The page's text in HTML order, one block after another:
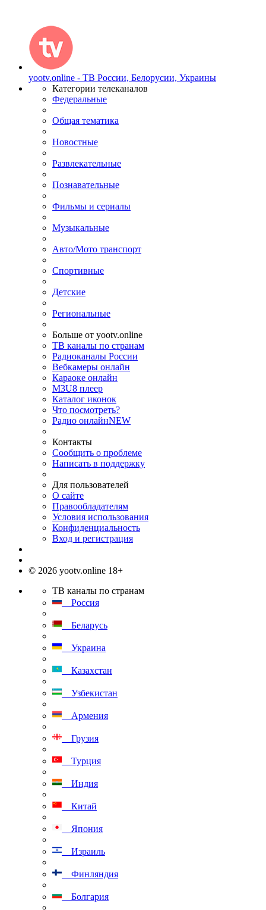
yootv.online - ТВ России, Белорусии, Украины
Категории телеканалов
Федеральные
Общая тематика
Новостные
Развлекательные
Познавательные
Фильмы и сериалы
Музыкальные
Авто/Мото транспорт
Спортивные
Детские
Региональные
Больше от yootv.online
ТВ каналы по странам
Радиоканалы России
Вебкамеры онлайн
Караоке онлайн
M3U8 плеер
Каталог иконок
Что посмотреть?
Радио онлайнNEW
Контакты
Сообщить о проблеме
Написать в поддержку
Для пользователей
О сайте
Правообладателям
Условия использования
Конфиденциальность
Вход и регистрация
© 2026 yootv.online 18+
ТВ каналы по странам
Россия
Беларусь
Украина
Казахстан
Узбекистан
Армения
Грузия
Турция
Индия
Китай
Япония
Израиль
Финляндия
Болгария